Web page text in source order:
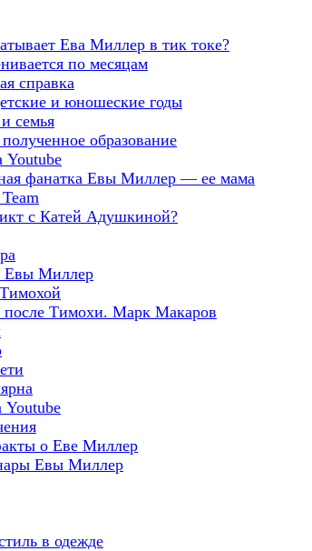
Ева Миллер в тик токе?
по месяцам
справка
и юношеские годы
семья
образование
Youtube
фанатка Евы Миллер — ее мама
с Катей Адушкиной?
Евы Миллер
после Тимохи. Марк Макаров
Youtube
о Еве Миллер
Евы Миллер
в одежде